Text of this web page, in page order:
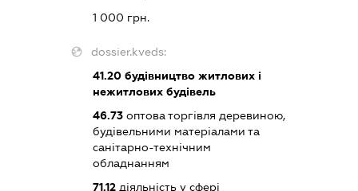
1 000 грн.
dossier.kveds:
41.20 будівництво житлових і
нежитлових будівель
46.73 оптова торгівля деревиною,
будівельними матеріалами та
санітарно-технічним
обладнанням
71.12 діяльність у сфері